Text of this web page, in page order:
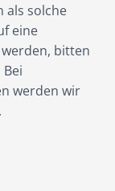
als solche
eine
bitten
werden wir